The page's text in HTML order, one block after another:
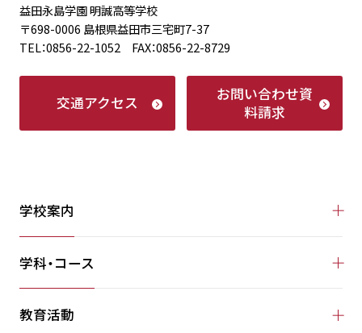
益田永島学園 明誠高等学校
〒698-0006 島根県益田市三宅町7-37
TEL：0856-22-1052 FAX：0856-22-8729
交通アクセス お問い合わせ資
料請求
学校案内
学科・コース
教育活動